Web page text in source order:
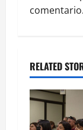
t
o
n
comentario.
RELATED